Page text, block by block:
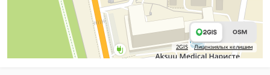
2GIS Лицензиялык келишим